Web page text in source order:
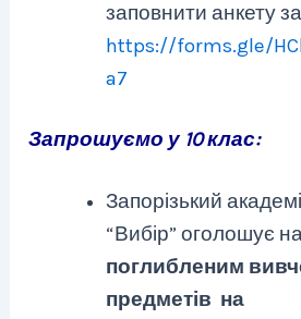
заповнити анкету
https://forms.gle/
a7
Запрошуємо у 10 клас:
Запорізький
“Вибір” оголошує
поглибленим
предметів на